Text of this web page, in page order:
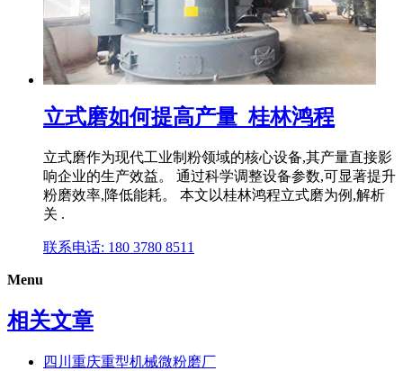
立式磨如何提高产量_桂林鸿程
立式磨作为现代工业制粉领域的核心设备,其产量直接影
响企业的生产效益。 通过科学调整设备参数,可显著提升
粉磨效率,降低能耗。 本文以桂林鸿程立式磨为例,解析
关 .
联系电话: 180 3780 8511
Menu
相关文章
四川重庆重型机械微粉磨厂